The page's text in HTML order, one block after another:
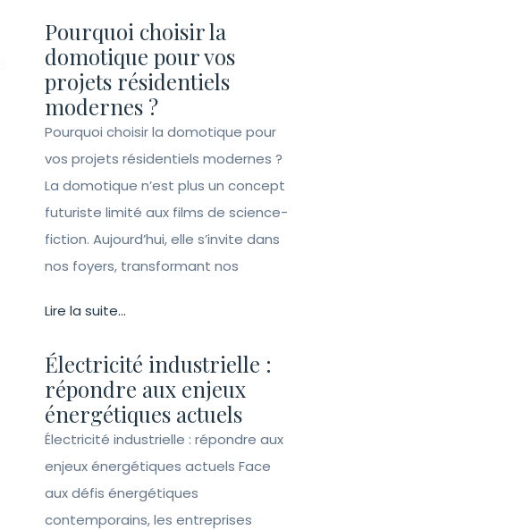
Pourquoi choisir la
domotique pour vos
projets résidentiels
modernes ?
Pourquoi choisir la domotique pour
vos projets résidentiels modernes ?
La domotique n’est plus un concept
futuriste limité aux films de science-
fiction. Aujourd’hui, elle s’invite dans
nos foyers, transformant nos
Lire la suite...
Électricité industrielle :
répondre aux enjeux
énergétiques actuels
Électricité industrielle : répondre aux
enjeux énergétiques actuels Face
aux défis énergétiques
contemporains, les entreprises